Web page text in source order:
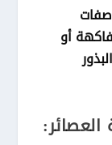
أو